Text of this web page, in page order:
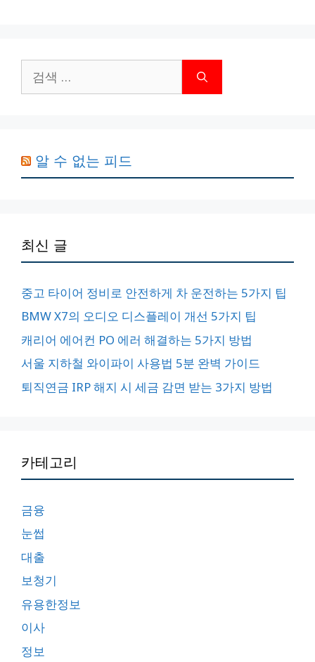
색:
알 수 없는 피드
최신 글
중고 타이어 정비로 안전하게 차 운전하는 5가지 팁
BMW X7의 오디오 디스플레이 개선 5가지 팁
캐리어 에어컨 PO 에러 해결하는 5가지 방법
서울 지하철 와이파이 사용법 5분 완벽 가이드
퇴직연금 IRP 해지 시 세금 감면 받는 3가지 방법
카테고리
금융
눈썹
대출
보청기
유용한정보
이사
정보